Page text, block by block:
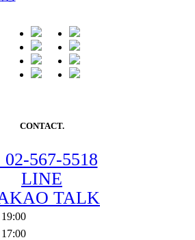
CONTACT.
02-567-5518
LINE
TALK